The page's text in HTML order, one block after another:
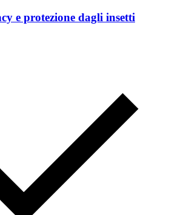
e protezione dagli insetti